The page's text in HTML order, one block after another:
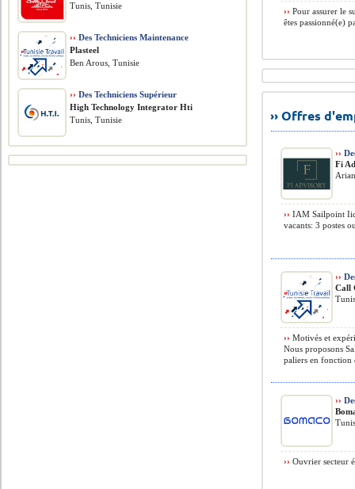
›› Pour assurer le
êtes passionné(e)
›› Offres
››
Fi
›› IAM Sailpoint
vacants: 3 postes
››
Call
›› Motivés et
Nous proposons
paliers en fonction
››
›› Ouvrier secteur
Tunis, Tunisie
›› Des Techniciens Maintenance
Plasteel
Ben Arous, Tunisie
›› Des Techniciens Supérieur
High Technology Integrator Hti
Tunis, Tunisie